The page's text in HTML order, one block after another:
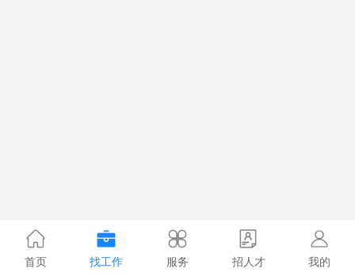
首页 找工作 服务 招人才 我的